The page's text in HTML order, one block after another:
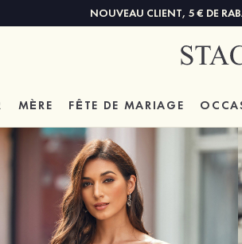
NOUVEAU CLIENT, 5 € DE
MÈRE FÊTE DE MARIAGE